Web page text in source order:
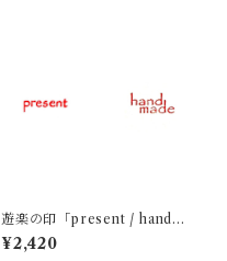
遊楽の印「present / handma
de」｜ 工房 蓮
¥2,420